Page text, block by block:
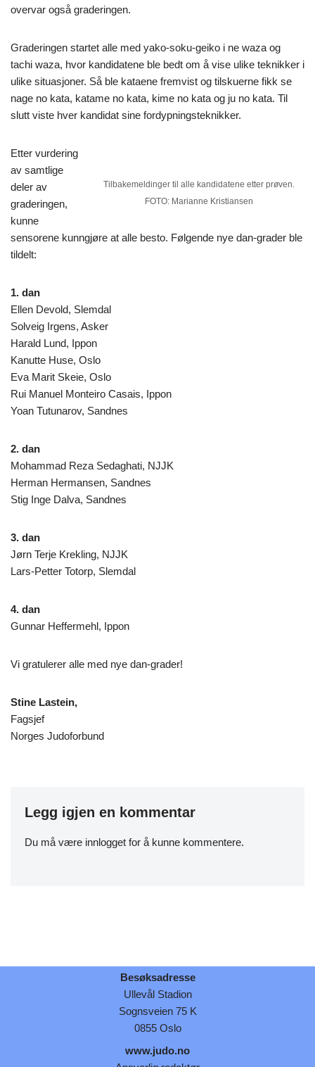
overvar også graderingen.
Graderingen startet alle med yako-soku-geiko i ne waza og
tachi waza, hvor kandidatene ble bedt om å vise ulike teknikker i
ulike situasjoner. Så ble kataene fremvist og tilskuerne fikk se
nage no kata, katame no kata, kime no kata og ju no kata. Til
slutt viste hver kandidat sine fordypningsteknikker.
Tilbakemeldinger til alle kandidatene etter prøven.
FOTO: Marianne Kristiansen
Etter vurdering
av samtlige
deler av
graderingen,
kunne
sensorene kunngjøre at alle besto. Følgende nye dan-grader ble
tildelt:
1. dan
Ellen Devold, Slemdal
Solveig Irgens, Asker
Harald Lund, Ippon
Kanutte Huse, Oslo
Eva Marit Skeie, Oslo
Rui Manuel Monteiro Casais, Ippon
Yoan Tutunarov, Sandnes
2. dan
Mohammad Reza Sedaghati, NJJK
Herman Hermansen, Sandnes
Stig Inge Dalva, Sandnes
3. dan
Jørn Terje Krekling, NJJK
Lars-Petter Totorp, Slemdal
4. dan
Gunnar Heffermehl, Ippon
Vi gratulerer alle med nye dan-grader!
Stine Lastein,
Fagsjef
Norges Judoforbund
Legg igjen en kommentar
Du må være innlogget for å kunne kommentere.
Besøksadresse
Ullevål Stadion
Sognsveien 75 K
0855 Oslo
www.judo.no